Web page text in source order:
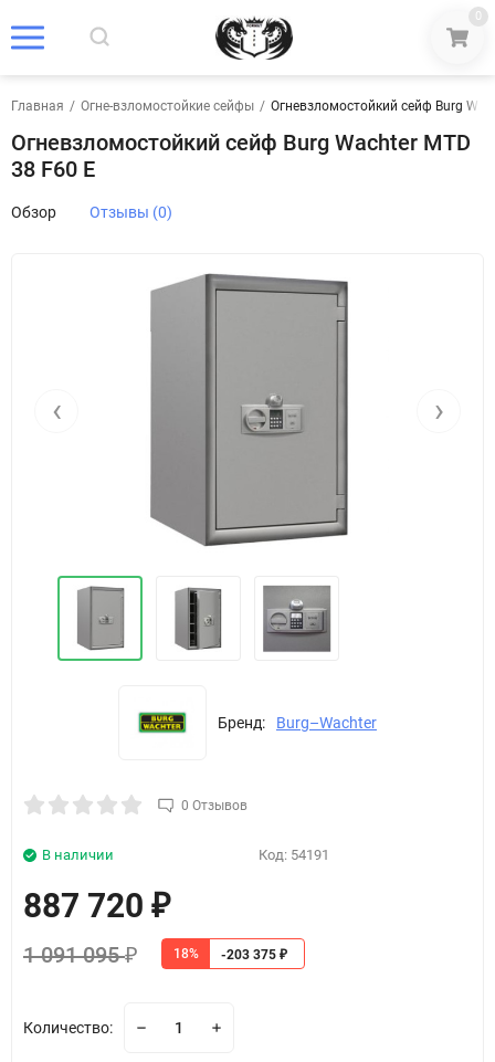
0
Главная / Огне-взломостойкие сейфы / Огневзломостойкий сейф Burg
Огневзломостойкий сейф Burg Wachter MTD
38 F60 E
Обзор Отзывы (0)
‹ ›
Бренд: Burg–Wachter
0 Отзывов
В наличии Код: 54191
887 720 ₽
1 091 095₽ 18% -203 375 ₽
Количество: